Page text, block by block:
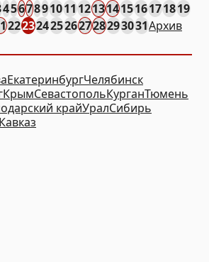
45678910111213141516171819
22232425262728293031Архив
ЕкатеринбургЧелябинск
КрымСевастопольКурганТюмень
крайУралСибирь
Кавказ